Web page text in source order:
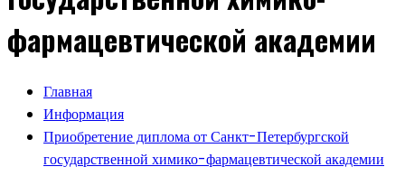
фармацевтической академии
Главная
Информация
Приобретение диплома от Санкт-Петербургской
государственной химико-фармацевтической академии